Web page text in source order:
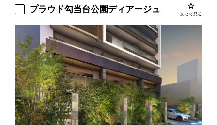
南側道路向かいには約600坪の肴町公園。
プラウド勾当台公園ディアージュ あとで見る